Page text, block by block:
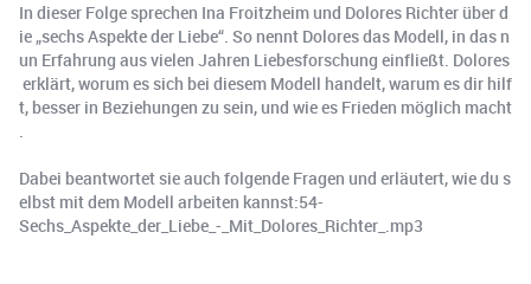
In dieser Folge sprechen Ina Froitzheim und Dolores Richter über d
ie „sechs Aspekte der Liebe“. So nennt Dolores das Modell, in das n
un Erfahrung aus vielen Jahren Liebesforschung einfließt. Dolores
erklärt, worum es sich bei diesem Modell handelt, warum es dir hilf
t, besser in Beziehungen zu sein, und wie es Frieden möglich macht
.
Dabei beantwortet sie auch folgende Fragen und erläutert, wie du s
elbst mit dem Modell arbeiten kannst:54-
Sechs_Aspekte_der_Liebe_-_Mit_Dolores_Richter_.mp3